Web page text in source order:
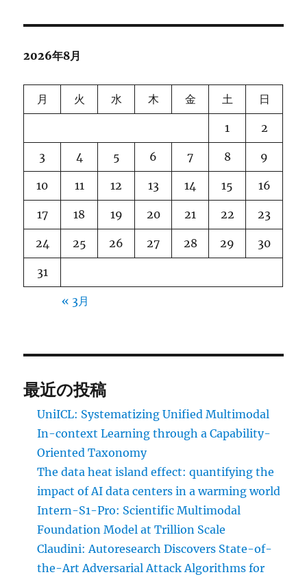
2026年8月
月 火 水 木 金 土 日
1 2
3 4 5 6 7 8 9
10 11 12 13 14 15 16
17 18 19 20 21 22 23
24 25 26 27 28 29 30
31
« 3月
最近の投稿
UniICL: Systematizing Unified Multimodal
In-context Learning through a Capability-
Oriented Taxonomy
The data heat island effect: quantifying the
impact of AI data centers in a warming world
Intern-S1-Pro: Scientific Multimodal
Foundation Model at Trillion Scale
Claudini: Autoresearch Discovers State-of-
the-Art Adversarial Attack Algorithms for